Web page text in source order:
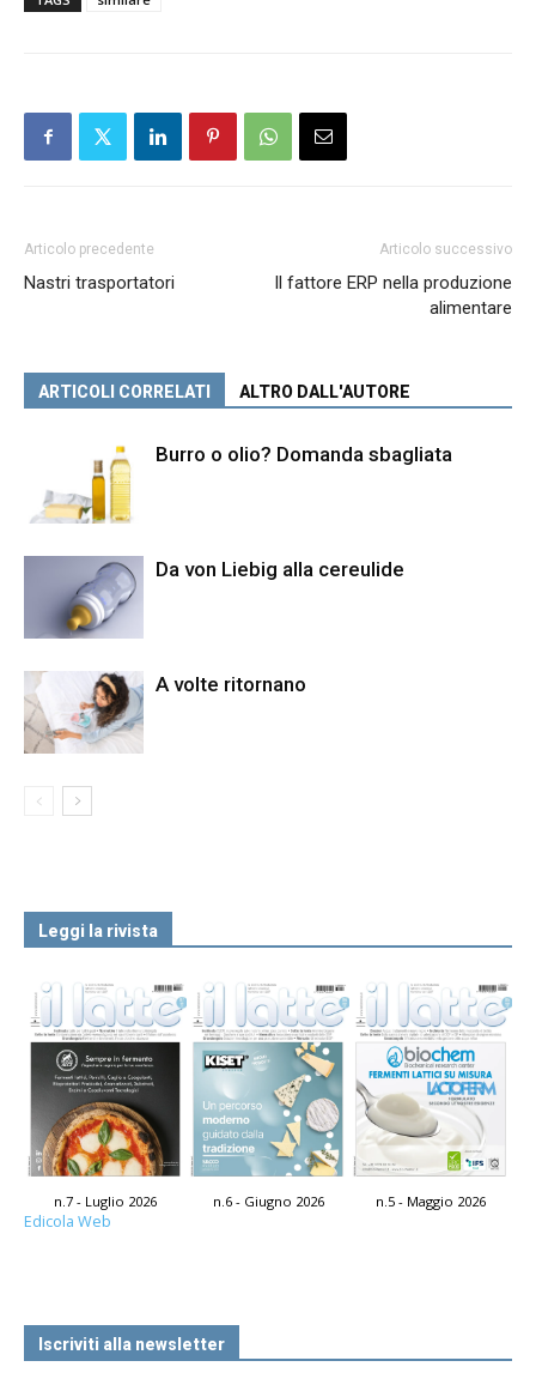
Articolo precedente
Nastri trasportatori
Articolo successivo
Il fattore ERP nella produzione
alimentare
ARTICOLI CORRELATI ALTRO DALL'AUTORE
Burro o olio? Domanda sbagliata
Da von Liebig alla cereulide
A volte ritornano
Leggi la rivista
n.7 - Luglio 2026 n.6 - Giugno 2026 n.5 - Maggio 2026
Edicola Web
Iscriviti alla newsletter